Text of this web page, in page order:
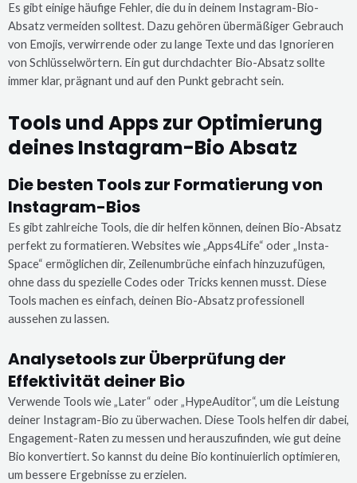
Es gibt einige häufige Fehler, die du in deinem Instagram-Bio-
Absatz vermeiden solltest. Dazu gehören übermäßiger Gebrauch
von Emojis, verwirrende oder zu lange Texte und das Ignorieren
von Schlüsselwörtern. Ein gut durchdachter Bio-Absatz sollte
immer klar, prägnant und auf den Punkt gebracht sein.
Tools und Apps zur Optimierung
deines Instagram-Bio Absatz
Die besten Tools zur Formatierung von
Instagram-Bios
Es gibt zahlreiche Tools, die dir helfen können, deinen Bio-Absatz
perfekt zu formatieren. Websites wie „Apps4Life“ oder „Insta-
Space“ ermöglichen dir, Zeilenumbrüche einfach hinzuzufügen,
ohne dass du spezielle Codes oder Tricks kennen musst. Diese
Tools machen es einfach, deinen Bio-Absatz professionell
aussehen zu lassen.
Analysetools zur Überprüfung der
Effektivität deiner Bio
Verwende Tools wie „Later“ oder „HypeAuditor“, um die Leistung
deiner Instagram-Bio zu überwachen. Diese Tools helfen dir dabei,
Engagement-Raten zu messen und herauszufinden, wie gut deine
Bio konvertiert. So kannst du deine Bio kontinuierlich optimieren,
um bessere Ergebnisse zu erzielen.